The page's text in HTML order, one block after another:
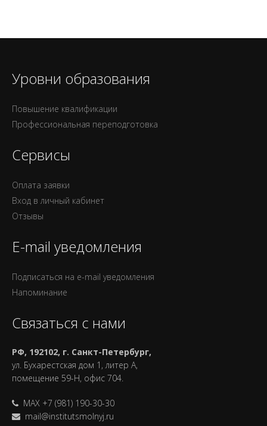
Уровни образования
Повышение квалификации
Профессиональная переподготовка
Сервисы
Оплата заявки
Вход в личный кабинет
Отзывы
E-mail уведомления
Подписаться на e-mail уведомления
Напоминание
Связаться с нами
РФ, 192102, г. Санкт-Петербург,
ул. Бухарестская дом 1, литер А,
помещение 59-Н, офис 704.
MAX +7 (981) 190-30-30
mail@institutsmolnyj.ru